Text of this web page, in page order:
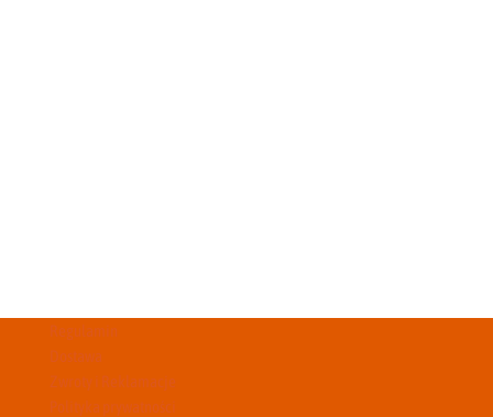
Regulamin
Dostawa
Zwroty i Reklamacje
Polityka prywatności